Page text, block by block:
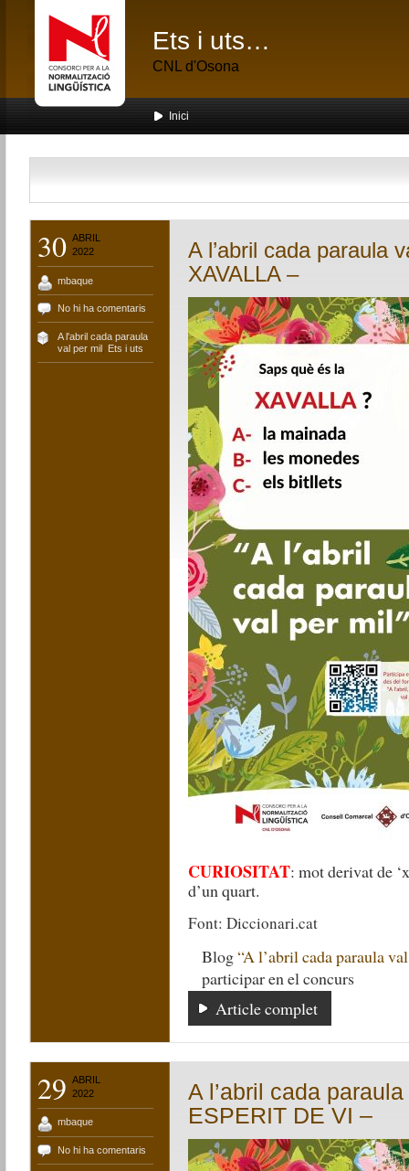
Ets i uts…
CNL d'Osona
Inici
30 ABRIL
2022
mbaque
No hi ha comentaris
A l'abril cada paraula
val per mil, Ets i uts
A l’abril cada paraula
XAVALLA –
CURIOSITAT: mot derivat de
d’un quart.
Font: Diccionari.cat
Blog“A l’abril cada paraula
participar en el concurs
Article complet
29 ABRIL
2022
mbaque
No hi ha comentaris
A l’abril cada
ESPERIT DE VI –